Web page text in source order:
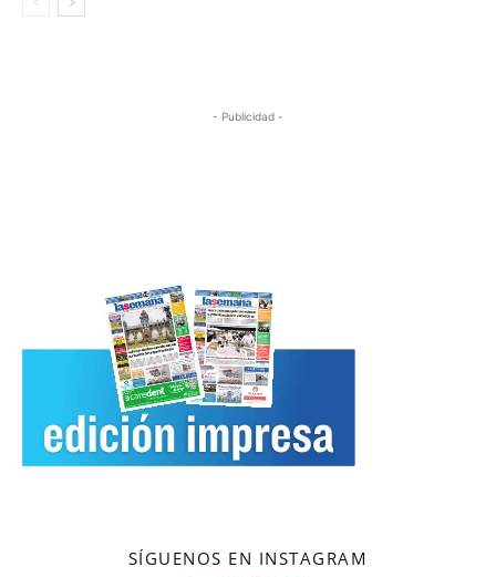
- Publicidad -
SÍGUENOS EN INSTAGRAM